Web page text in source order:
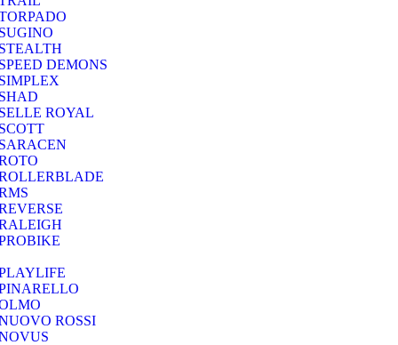
DEMONS
ROYAL
ROSSI